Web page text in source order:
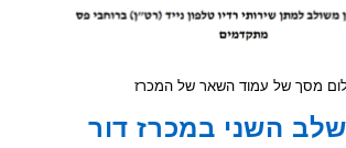
של עמוד השאר של המכרז
במכרז דור